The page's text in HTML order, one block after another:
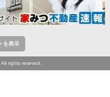
を表示
rights reseved.